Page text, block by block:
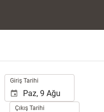
Giriş Tarihi
Çıkış Tarihi